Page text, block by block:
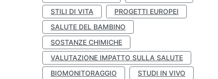
STILI DI VITA
PROGETTI EUROPEI
SALUTE DEL BAMBINO
SOSTANZE CHIMICHE
VALUTAZIONE IMPATTO SULLA SALUTE
BIOMONITORAGGIO
STUDI IN VIVO